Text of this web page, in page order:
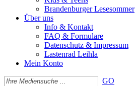
Brandenburger Lesesommer
Über uns
Info & Kontakt
FAQ & Formulare
Datenschutz & Impressum
Lastenrad Leihla
Mein Konto
GO